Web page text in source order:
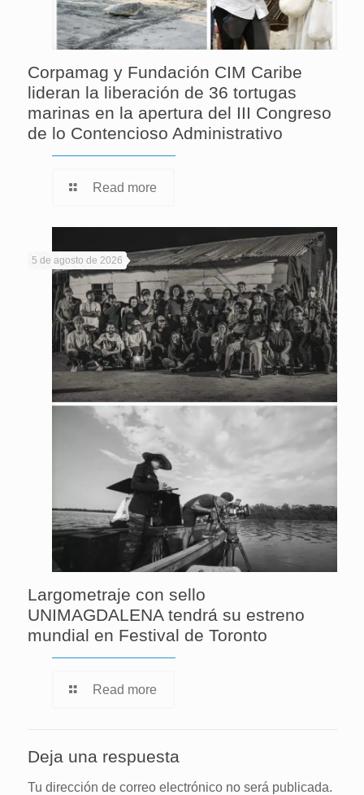
Corpamag y Fundación CIM Caribe
lideran la liberación de 36 tortugas
marinas en la apertura del III Congreso
de lo Contencioso Administrativo
Read more
5 de agosto de 2026
Largometraje con sello
UNIMAGDALENA tendrá su estreno
mundial en Festival de Toronto
Read more
Deja una respuesta
Tu dirección de correo electrónico no será publicada.